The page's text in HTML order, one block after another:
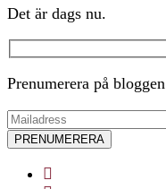
Det är dags nu.
Prenumerera på bloggen